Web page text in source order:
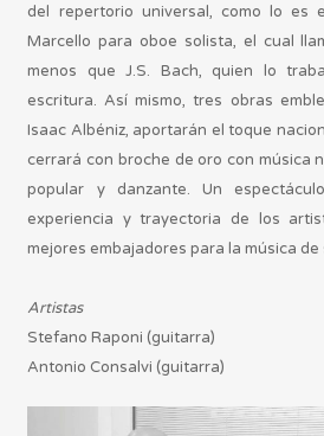
del repertorio universal, como lo es
Marcello para oboe solista, el cual
menos que J.S. Bach, quien lo
escritura. Así mismo, tres obras
Isaac Albéniz, aportarán el toque
cerrará con broche de oro con música
popular y danzante. Un
experiencia y trayectoria de los
mejores embajadores para la música de
Artistas
Stefano Raponi (guitarra)
Antonio Consalvi (guitarra)